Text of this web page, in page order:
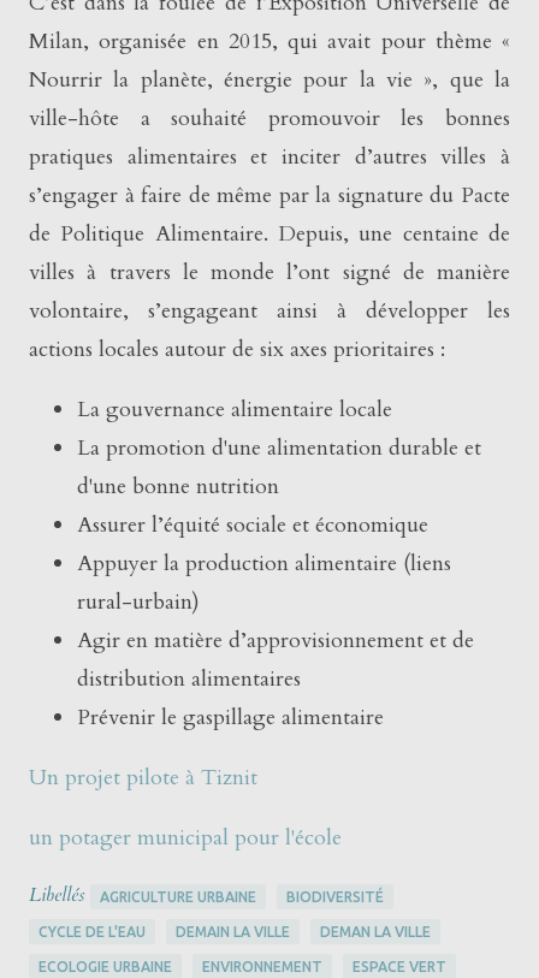
Milan, organisée en 2015, qui avait pour thème «
Nourrir la planète, énergie pour la vie », que la
ville-hôte a souhaité promouvoir les bonnes
pratiques alimentaires et inciter d’autres villes à
s’engager à faire de même par la signature du Pacte
de Politique Alimentaire. Depuis, une centaine de
villes à travers le monde l’ont signé de manière
volontaire, s’engageant ainsi à développer les
actions locales autour de six axes prioritaires :
La gouvernance alimentaire locale
La promotion d'une alimentation durable et
d'une bonne nutrition
Assurer l’équité sociale et économique
Appuyer la production alimentaire (liens
rural-urbain)
Agir en matière d’approvisionnement et de
distribution alimentaires
Prévenir le gaspillage alimentaire
Un projet pilote à Tiznit
un potager municipal pour l'école
Libellés AGRICULTURE URBAINE BIODIVERSITÉ
CYCLE DE L'EAU DEMAIN LA VILLE DEMAN LA VILLE
ECOLOGIE URBAINE ENVIRONNEMENT ESPACE VERT